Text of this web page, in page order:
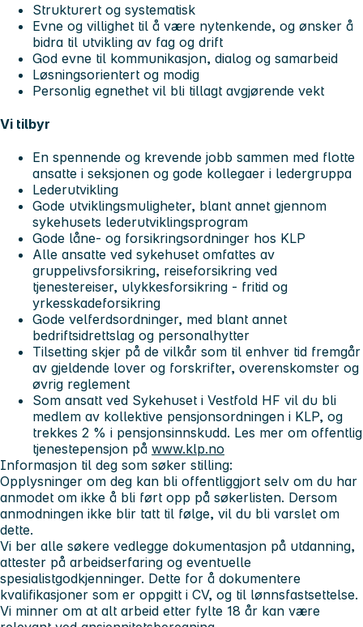
Strukturert og systematisk
Evne og villighet til å være nytenkende, og ønsker å
bidra til utvikling av fag og drift
God evne til kommunikasjon, dialog og samarbeid
Løsningsorientert og modig
Personlig egnethet vil bli tillagt avgjørende vekt
Vi tilbyr
En spennende og krevende jobb sammen med flotte
ansatte i seksjonen og gode kollegaer i ledergruppa
Lederutvikling
Gode utviklingsmuligheter, blant annet gjennom
sykehusets lederutviklingsprogram
Gode låne- og forsikringsordninger hos KLP
Alle ansatte ved sykehuset omfattes av
gruppelivsforsikring, reiseforsikring ved
tjenestereiser, ulykkesforsikring - fritid og
yrkesskadeforsikring
Gode velferdsordninger, med blant annet
bedriftsidrettslag og personalhytter
Tilsetting skjer på de vilkår som til enhver tid fremgår
av gjeldende lover og forskrifter, overenskomster og
øvrig reglement
Som ansatt ved Sykehuset i Vestfold HF vil du bli
medlem av kollektive pensjonsordningen i KLP, og
trekkes 2 % i pensjonsinnskudd. Les mer om offentlig
tjenestepensjon på www.klp.no
Informasjon til deg som søker stilling:
Opplysninger om deg kan bli offentliggjort selv om du har
anmodet om ikke å bli ført opp på søkerlisten. Dersom
anmodningen ikke blir tatt til følge, vil du bli varslet om
dette.
Vi ber alle søkere vedlegge dokumentasjon på utdanning,
attester på arbeidserfaring og eventuelle
spesialistgodkjenninger. Dette for å dokumentere
kvalifikasjoner som er oppgitt i CV, og til lønnsfastsettelse.
Vi minner om at alt arbeid etter fylte 18 år kan være